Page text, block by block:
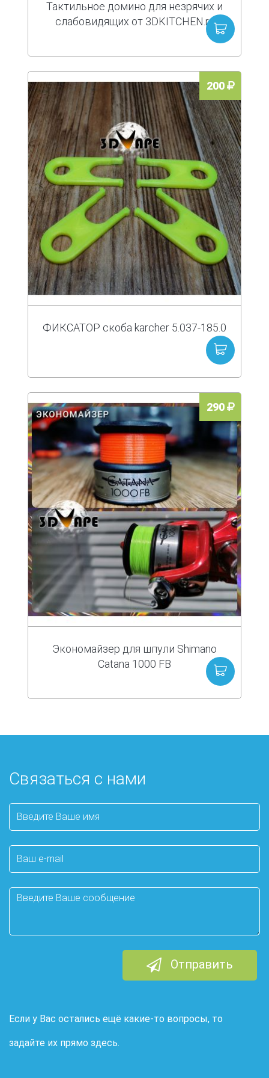
Тактильное домино для незрячих и
слабовидящих от 3DKITCHEN.ru
200
ФИКСАТОР скоба karcher 5.037-185.0
290
Экономайзер для шпули Shimano
Catana 1000 FB
Связаться с нами
Ваше
имя
Ваш
Сообщение
Отправить
Если у Вас остались ещё какие-то вопросы, то
задайте их прямо здесь.